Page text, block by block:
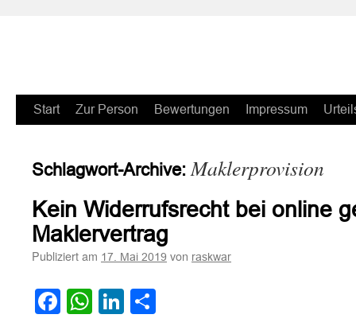
Zum
springen
Start Zur Person Bewertungen Impressum
Schlagwort-Archive:Maklerprovision
Kein Widerrufsrecht bei online
Maklervertrag
Publiziert am 17. Mai 2019 von raskwar
Facebook
WhatsApp
LinkedIn